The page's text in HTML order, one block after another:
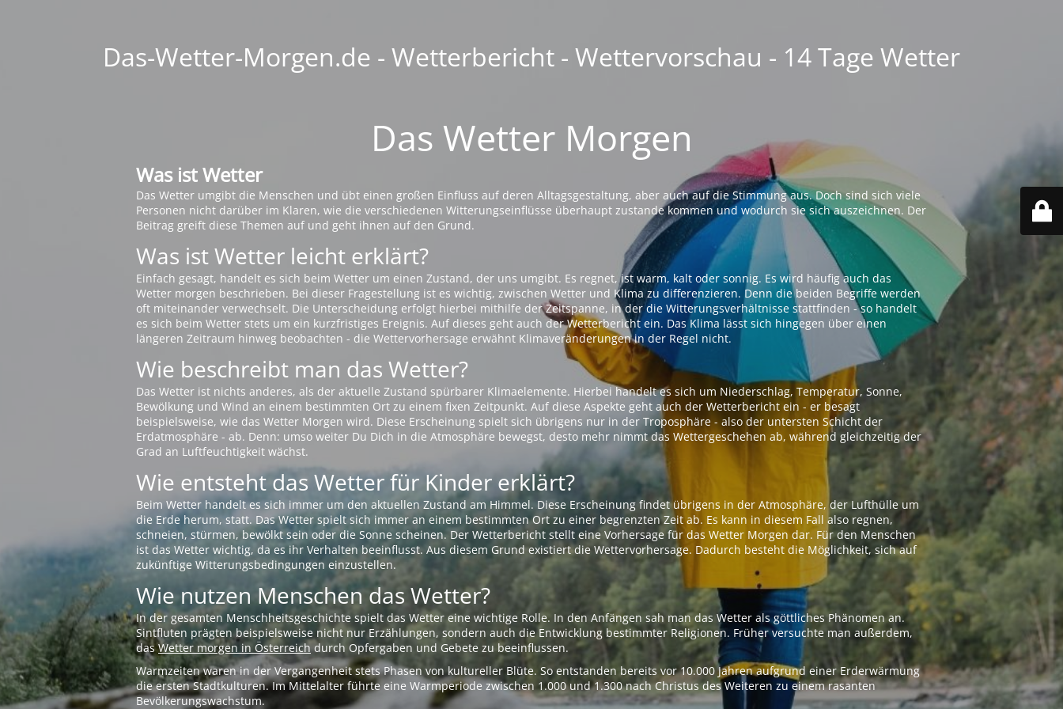
Das-Wetter-Morgen.de - Wetterbericht - Wettervorschau - 14 Tage Wetter
Das Wetter Morgen
Was ist Wetter
Das Wetter umgibt die Menschen und übt einen großen Einfluss auf deren Alltagsgestaltung, aber auch auf die Stimmung aus. Doch sind sich viele
Personen nicht darüber im Klaren, wie die verschiedenen Witterungseinflüsse überhaupt zustande kommen und wodurch sie sich auszeichnen. Der
Beitrag greift diese Themen auf und geht ihnen auf den Grund.
Was ist Wetter leicht erklärt?
Einfach gesagt, handelt es sich beim Wetter um einen Zustand, der uns umgibt. Es regnet, ist warm, kalt oder sonnig. Es wird häufig auch das
Wetter morgen beschrieben. Bei dieser Fragestellung ist es wichtig, zwischen Wetter und Klima zu differenzieren. Denn die beiden Begriffe werden
oft miteinander verwechselt. Die Unterscheidung erfolgt hierbei mithilfe der Zeitspanne, in der die Witterungsverhältnisse stattfinden - so handelt
es sich beim Wetter stets um ein kurzfristiges Ereignis. Auf dieses geht auch der Wetterbericht ein. Das Klima lässt sich hingegen über einen
längeren Zeitraum hinweg beobachten - die Wettervorhersage erwähnt Klimaveränderungen in der Regel nicht.
Wie beschreibt man das Wetter?
Das Wetter ist nichts anderes, als der aktuelle Zustand spürbarer Klimaelemente. Hierbei handelt es sich um Niederschlag, Temperatur, Sonne,
Bewölkung und Wind an einem bestimmten Ort zu einem fixen Zeitpunkt. Auf diese Aspekte geht auch der Wetterbericht ein - er besagt
beispielsweise, wie das Wetter Morgen wird. Diese Erscheinung spielt sich übrigens nur in der Troposphäre - also der untersten Schicht der
Erdatmosphäre - ab. Denn: umso weiter Du Dich in die Atmosphäre bewegst, desto mehr nimmt das Wettergeschehen ab, während gleichzeitig der
Grad an Luftfeuchtigkeit wächst.
Wie entsteht das Wetter für Kinder erklärt?
Beim Wetter handelt es sich immer um den aktuellen Zustand am Himmel. Diese Erscheinung findet übrigens in der Atmosphäre, der Lufthülle um
die Erde herum, statt. Das Wetter spielt sich immer an einem bestimmten Ort zu einer begrenzten Zeit ab. Es kann in diesem Fall also regnen,
schneien, stürmen, bewölkt sein oder die Sonne scheinen. Der Wetterbericht stellt eine Vorhersage für das Wetter Morgen dar. Für den Menschen
ist das Wetter wichtig, da es ihr Verhalten beeinflusst. Aus diesem Grund existiert die Wettervorhersage. Dadurch besteht die Möglichkeit, sich auf
zukünftige Witterungsbedingungen einzustellen.
Wie nutzen Menschen das Wetter?
In der gesamten Menschheitsgeschichte spielt das Wetter eine wichtige Rolle. In den Anfängen sah man das Wetter als göttliches Phänomen an.
Sintfluten prägten beispielsweise nicht nur Erzählungen, sondern auch die Entwicklung bestimmter Religionen. Früher versuchte man außerdem,
dasWetter morgen in Österreichdurch Opfergaben und Gebete zu beeinflussen.
Warmzeiten waren in der Vergangenheit stets Phasen von kultureller Blüte. So entstanden bereits vor 10.000 Jahren aufgrund einer Erderwärmung
die ersten Stadtkulturen. Im Mittelalter führte eine Warmperiode zwischen 1.000 und 1.300 nach Christus des Weiteren zu einem rasanten
Bevölkerungswachstum.